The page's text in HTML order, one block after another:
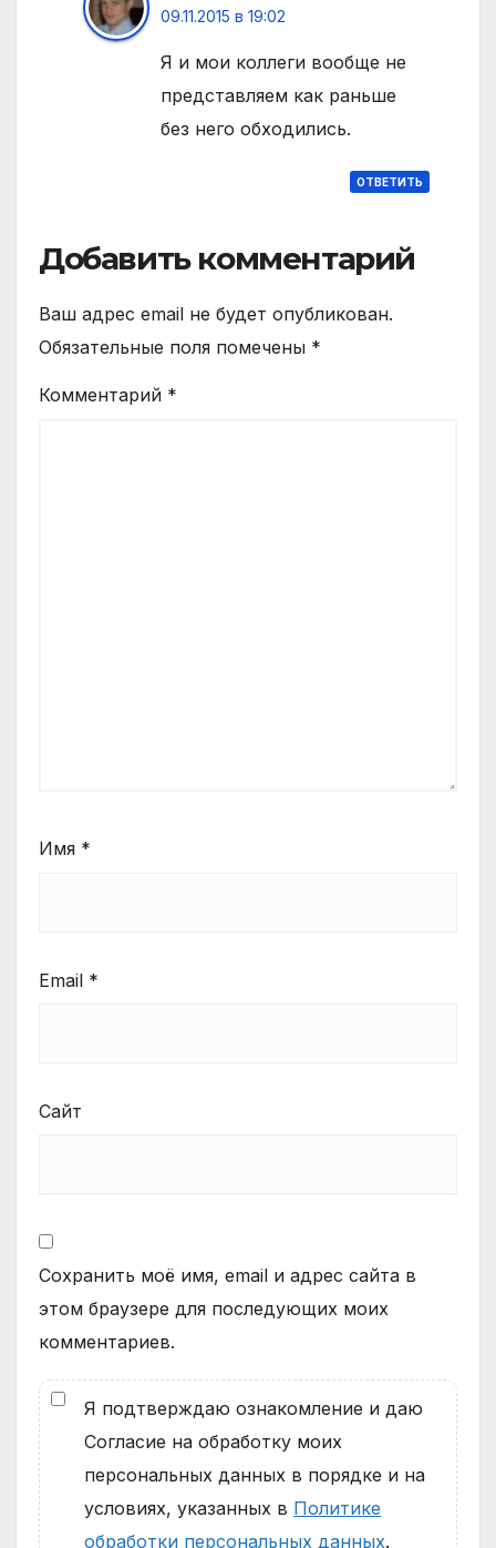
09.11.2015 в 19:02
Я и мои коллеги вообще не
представляем как раньше
без него обходились.
ОТВЕТИТЬ
Добавить комментарий
Ваш адрес email не будет опубликован.
Обязательные поля помечены *
Комментарий *
Имя *
Email *
Сайт
Сохранить моё имя, email и адрес сайта в
этом браузере для последующих моих
комментариев.
Я подтверждаю ознакомление и даю
Согласие на обработку моих
персональных данных в порядке и на
условиях, указанных в Политике
обработки персональных данных.